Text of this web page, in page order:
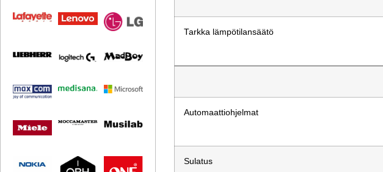
Tarkka lämpötilansäätö
Automaattiohjelmat
Sulatus